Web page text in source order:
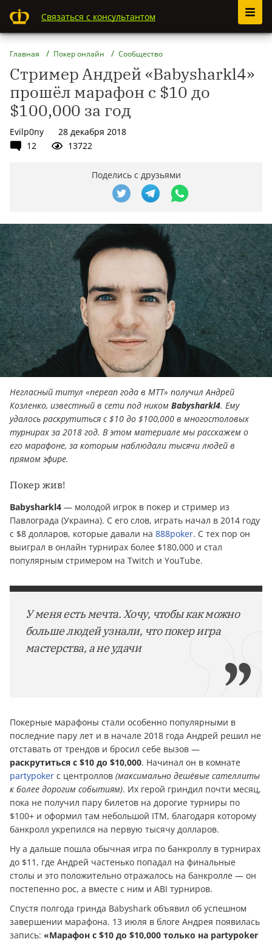
Связаться с консультантом
Главная Покер онлайн Сообщество
Стример Андрей «Babysharkl4»
прошёл марафон с $10 до
$100,000 за год
Evilp0ny
28 декабря 2018
12
13722
Поделись с друзьями
Негласный титул «переап года в МТТ» получил Андрей
Козленко, известный в сети под ником Babysharkl4. Ему
удалось раскрутиться с $10 до $100,000 в многостоловых
турнирах за 2018 год. В этом материале мы расскажем о
его марафоне, за которым наблюдали тысячи людей в
прямом эфире.
Покер жив!
Babysharkl4 — молодой игрок в покер и стример из
Павлограда (Украина). С его слов, играть начал в 2014 году
с $8 долларов, которые давали на 888poker. С тех пор он
выиграл в онлайн турнирах более $180,000 и стал
популярным стримером на Twitch и YouTube.
У меня есть мечта. Хочу, чтобы как можно
больше людей узнали, что покер игра
мастерства, а не удачи
Покерные марафоны стали особенно популярными в
последние пару лет и в начале 2018 года Андрей решил не
отставать от трендов и бросил себе вызов —
раскрутиться с $10 до $10,000. Начинал он в комнате
partypoker с центроллов (максимально дешёвые сателлиты
к более дорогим событиям). Их герой гриндил почти месяц,
пока не получил пару билетов на дорогие турниры по
$100+ и оформил там небольшой ITM, благодаря которому
банкролл укрепился на первую тысячу долларов.
Ну а дальше пошла обычная игра по банкроллу в турнирах
до $11, где Андрей частенько попадал на финальные
столы и это положительно отражалось на банкролле — он
постепенно рос, а вместе с ним и ABI турниров.
Спустя полгода гринда Babyshark объявил об успешном
завершении марафона. 13 июля в блоге Андрея появилась
запись: «Марафон с $10 до $10,000 только на partypoker